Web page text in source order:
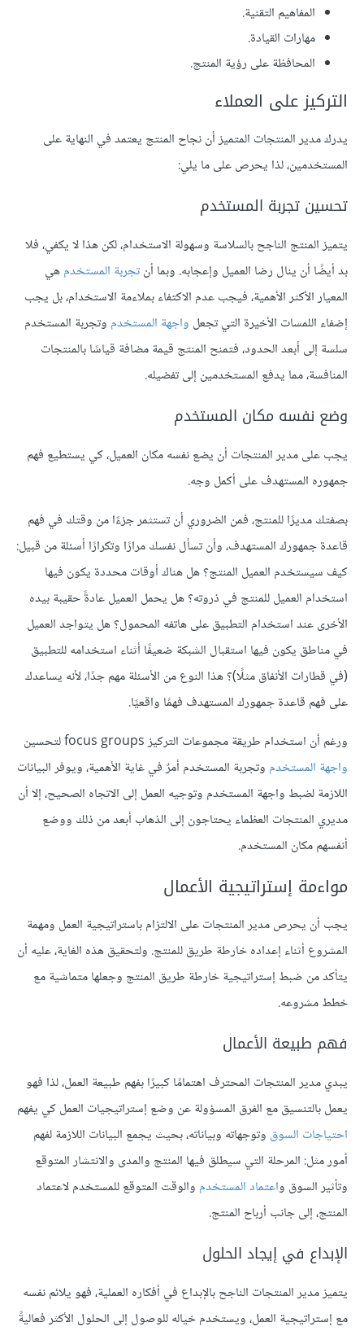
المفاهيم التقنية.
مهارات القيادة.
المحافظة على رؤية المنتج.
التركيز على العملاء
يدرك مدير المنتجات المتميز أن نجاح المنتج يعتمد في النهاية على
المستخدمين، لذا يحرص على ما يلي:
تحسين تجربة المستخدم
يتميز المنتج الناجح بالسلاسة وسهولة الاستخدام، لكن هذا لا يكفي، فلا
بد أيضًا أن ينال رضا العميل وإعجابه. وبما أنتجربة المستخدمهي
المعيار الأكثر الأهمية، فيجب عدم الاكتفاء بملاءمة الاستخدام، بل يجب
إضفاء اللمسات الأخيرة التي تجعل واجهة المستخدم وتجربة المستخدم
سلسة إلى أبعد الحدود، فتمنح المنتج قيمة مضافة قياسًا بالمنتجات
المنافسة، مما يدفع المستخدمين إلى تفضيله.
وضع نفسه مكان المستخدم
يجب على مدير المنتجات أن يضع نفسه مكان العميل، كي يستطيع فهم
جمهوره المستهدف على أكمل وجه.
بصفتك مديرًا للمنتج، فمن الضروري أن تستثمر جزءًا من وقتك في فهم
قاعدة جمهورك المستهدف، وأن تسأل نفسك مرارًا وتكرارًا أسئلة من قبيل:
كيف سيستخدم العميل المنتج؟ هل هناك أوقات محددة يكون فيها
استخدام العميل للمنتج في ذروته؟ هل يحمل العميل عادةً حقيبة بيده
الأخرى عند استخدام التطبيق على هاتفه المحمول؟ هل يتواجد العميل
في مناطق يكون فيها استقبال الشبكة ضعيفًا أثناء استخدامه للتطبيق
(في قطارات الأنفاق مثلًا)؟ هذا النوع من الأسئلة مهم جدًا، لأنه يساعدك
على فهم قاعدة جمهورك المستهدف فهمًا واقعيًا.
ورغم أن استخدام طريقة مجموعات التركيز focus groups لتحسين
واجهة المستخدم وتجربة المستخدم أمرٌ في غاية الأهمية، ويوفر البيانات
اللازمة لضبط واجهة المستخدم وتوجيه العمل إلى الاتجاه الصحيح، إلا أن
مديري المنتجات العظماء يحتاجون إلى الذهاب أبعد من ذلك ووضع
أنفسهم مكان المستخدم.
مواءمة إستراتيجية الأعمال
يجب أن يحرص مدير المنتجات على الالتزام باستراتيجية العمل ومهمة
المشروع أثناء إعداده خارطة طريق للمنتج. ولتحقيق هذه الغاية، عليه أن
يتأكد من ضبط إستراتيجية خارطة طريق المنتج وجعلها متماشية مع
خطط مشروعه.
فهم طبيعة الأعمال
يبدي مدير المنتجات المحترف اهتمامًا كبيرًا بفهم طبيعة العمل، لذا فهو
يعمل بالتنسيق مع الفرق المسؤولة عن وضع إستراتيجيات العمل كي يفهم
احتياجات السوق وتوجهاته وبياناته، بحيث يجمع البيانات اللازمة لفهم
أمور مثل: المرحلة التي سيطلق فيها المنتج والمدى والانتشار المتوقع
وتأثير السوق واعتماد المستخدم والوقت المتوقع للمستخدم لاعتماد
المنتج، إلى جانب أرباح المنتج.
الإبداع في إيجاد الحلول
يتميز مدير المنتجات الناجح بالإبداع في أفكاره العملية، فهو يلائم نفسه
مع إستراتيجية العمل، ويستخدم خياله للوصول إلى الحلول الأكثر فعاليةً